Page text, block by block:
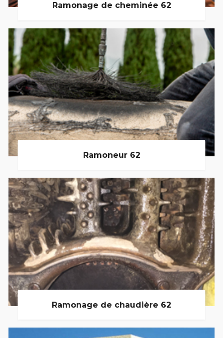
Ramonage de cheminée 62
Ramoneur 62
Ramonage de chaudière 62